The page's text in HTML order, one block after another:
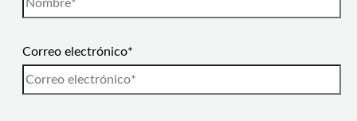
Correo electrónico*